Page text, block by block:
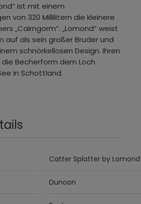
ist mit einem
von 320 Millilitern die kleinere
„Cairngorm“. „Lomond“ weist
auf als sein großer Bruder und
schnörkellosen Design. Ihren
Becherform dem Loch
in Schottland.
Catter Splatter by
Dunoon